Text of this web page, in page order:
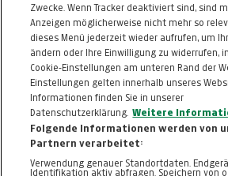
Informationen zum Kaufvertrag
ZURÜCK NACH
OBEN
FAQ HILFE IMPRESSUM
KONTAKT
Zwecke. Wenn Tracker deaktiviert sind, sind
Anzeigen möglicherweise nicht mehr so
dieses Menü jederzeit wieder aufrufen, um
ändern oder Ihre Einwilligung zu widerrufen,
Cookie-Einstellungen am unteren Rand der
Einstellungen gelten innerhalb unseres
Informationen finden Sie in unserer
Datenschutzerklärung.
Weitere
Folgende Informationen werden von
Partnern verarbeitet:
Verwendung genauer Standortdaten.
Identifikation aktiv abfragen. Speichern von